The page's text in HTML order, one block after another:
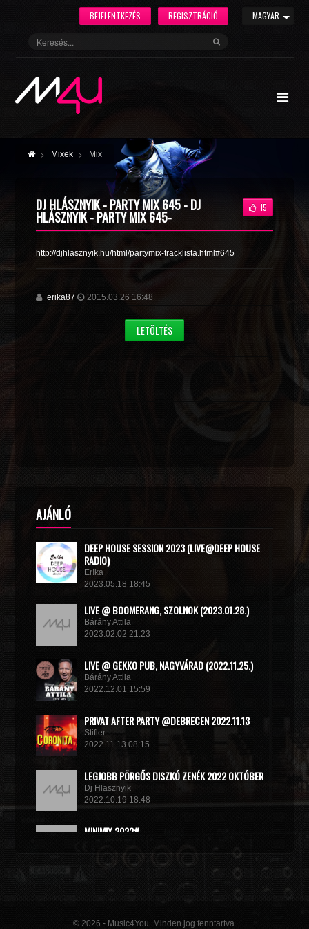
MAGYAR
REGISZTRÁCIÓ
BEJELENTKEZÉS
Mixek Mix
DJ HLÁSZNYIK - PARTY MIX 645 - DJ
HLÁSZNYIK - PARTY MIX 645-
15
http://djhlasznyik.hu/html/partymix-tracklista.html#645
erika87 2015.03.26 16:48
LETÖLTÉS
AJÁNLÓ
DEEP HOUSE SESSION 2023 (LIVE@DEEP HOUSE
RADIO)
Er!ka
2023.05.18 18:45
LIVE @ BOOMERANG, SZOLNOK (2023.01.28.)
Bárány Attila
2023.02.02 21:23
LIVE @ GEKKO PUB, NAGYVÁRAD (2022.11.25.)
Bárány Attila
2022.12.01 15:59
PRIVAT AFTER PARTY @DEBRECEN 2022.11.13
Stifler
2022.11.13 08:15
LEGJOBB PÖRGŐS DISZKÓ ZENÉK 2022 OKTÓBER
Dj Hlasznyik
2022.10.19 18:48
MINIMIX 2022#
2022.09.02 10:40
© 2026 - Music4You. Minden jog fenntartva.